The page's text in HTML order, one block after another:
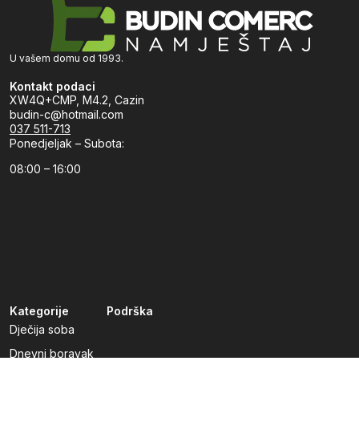
U vašem domu od 1993.
Kontakt podaci
XW4Q+CMP, M4.2, Cazin
budin-c@hotmail.com
037 511-713
Ponedjeljak – Subota:
08:00 – 16:00
Kategorije
Dječija soba
Dnevni boravak
Podrška